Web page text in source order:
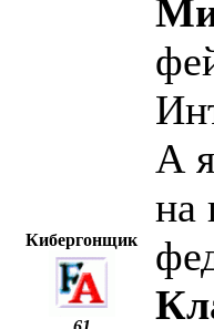
Кибергонщик
А
на